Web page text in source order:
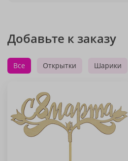
Добавьте к заказу
Все Открытки Шарики